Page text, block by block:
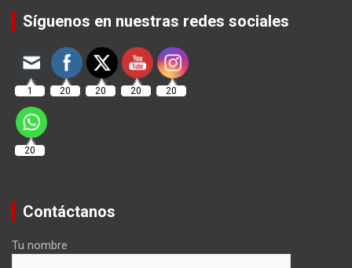
Síguenos en nuestras redes sociales
1 20 20 20 20
20
Contáctanos
Tu nombre